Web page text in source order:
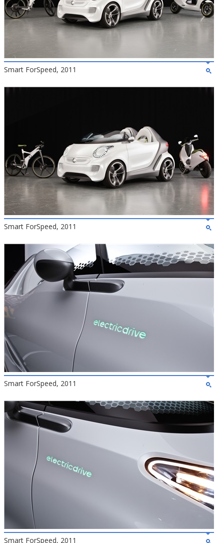
Smart ForSpeed, 2011
Smart ForSpeed, 2011
Smart ForSpeed, 2011
Smart ForSpeed, 2011